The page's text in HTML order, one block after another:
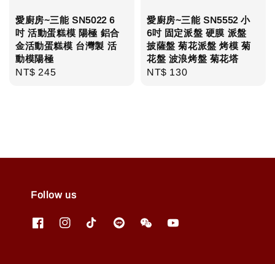
愛廚房~三能 SN5022 6
吋 活動蛋糕模 陽極 鋁合
金活動蛋糕模 台灣製 活
動模陽極
Regular
NT$ 245
愛廚房~三能 SN5552 小
6吋 固定派盤 硬膜 派盤
披薩盤 菊花派盤 烤模 菊
花盤 波浪烤盤 菊花塔
Regular
NT$ 130
Follow us